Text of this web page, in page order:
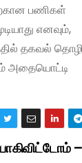
பணிகள்
எனவும்,
தகவல்
அதையொட்டி
–